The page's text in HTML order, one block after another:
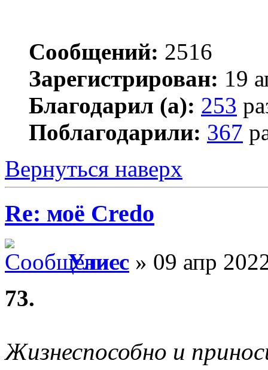
Сообщений: 2516
Зарегистрирован: 19
Благодарил (а): 253
Поблагодарили: 367
Вернуться наверх
Re: моё Сredo
Улисс » 09 апр
73.
Жизнеспособно и